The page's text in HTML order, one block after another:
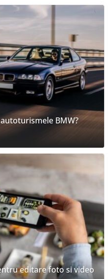
BMW?
editare foto si video